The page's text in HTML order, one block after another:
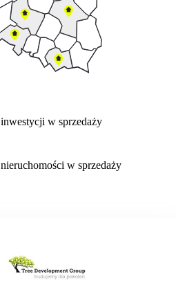
inwestycji w sprzedaży
nieruchomości w sprzedaży